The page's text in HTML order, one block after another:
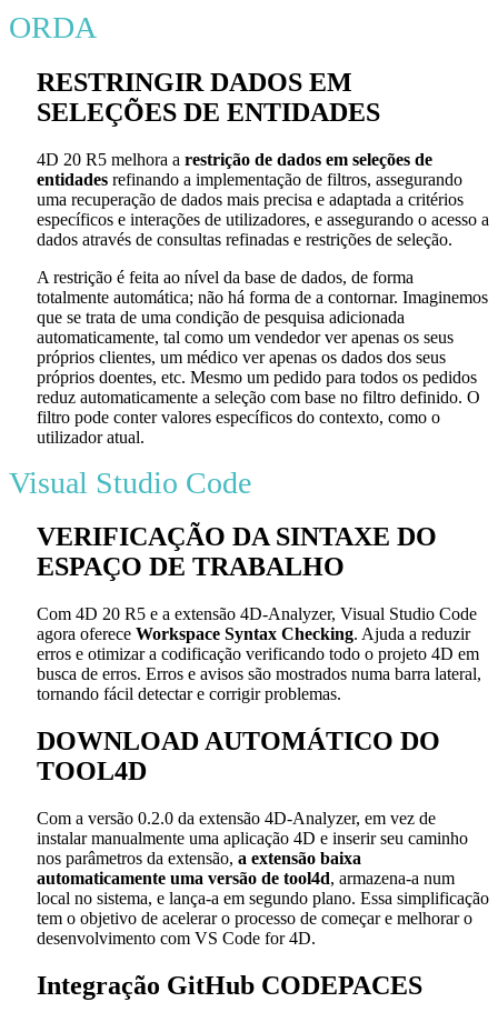
ORDA
RESTRINGIR DADOS EM
SELEÇÕES DE ENTIDADES
4D 20 R5 melhora a restrição de dados em seleções de
entidades refinando a implementação de filtros, assegurando
uma recuperação de dados mais precisa e adaptada a critérios
específicos e interações de utilizadores, e assegurando o acesso a
dados através de consultas refinadas e restrições de seleção.
A restrição é feita ao nível da base de dados, de forma
totalmente automática; não há forma de a contornar. Imaginemos
que se trata de uma condição de pesquisa adicionada
automaticamente, tal como um vendedor ver apenas os seus
próprios clientes, um médico ver apenas os dados dos seus
próprios doentes, etc. Mesmo um pedido para todos os pedidos
reduz automaticamente a seleção com base no filtro definido. O
filtro pode conter valores específicos do contexto, como o
utilizador atual.
Visual Studio Code
VERIFICAÇÃO DA SINTAXE DO
ESPAÇO DE TRABALHO
Com 4D 20 R5 e a extensão 4D-Analyzer, Visual Studio Code
agora oferece Workspace Syntax Checking. Ajuda a reduzir
erros e otimizar a codificação verificando todo o projeto 4D em
busca de erros. Erros e avisos são mostrados numa barra lateral,
tornando fácil detectar e corrigir problemas.
DOWNLOAD AUTOMÁTICO DO
TOOL4D
Com a versão 0.2.0 da extensão 4D-Analyzer, em vez de
instalar manualmente uma aplicação 4D e inserir seu caminho
nos parâmetros da extensão, a extensão baixa
automaticamente uma versão de tool4d, armazena-a num
local no sistema, e lança-a em segundo plano. Essa simplificação
tem o objetivo de acelerar o processo de começar e melhorar o
desenvolvimento com VS Code for 4D.
Integração GitHub CODEPACES